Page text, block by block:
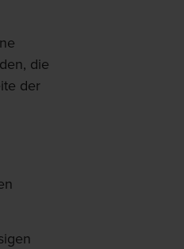
die
der